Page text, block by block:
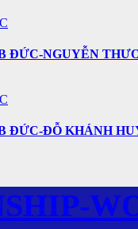
ĐỨC-NGUYỄN
ĐỨC-ĐỖ KHÁNH